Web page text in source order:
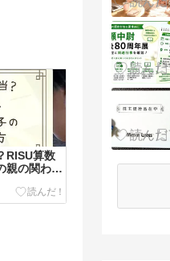
RISU算数
親の関わり